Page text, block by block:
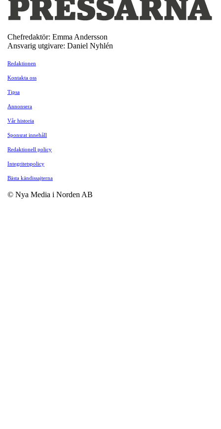
Chefredaktör: Emma Andersson
Ansvarig utgivare: Daniel Nyhlén
Redaktionen
Kontakta oss
Tipsa
Annonsera
Vår historia
Sponsrat innehåll
Redaktionell policy
Integritetspolicy
Bästa kändissajterna
© Nya Media i Norden AB